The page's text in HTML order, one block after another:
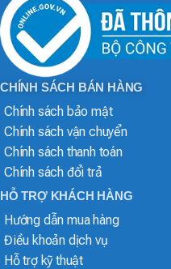
CHÍNH SÁCH BÁN HÀNG
Chính sách bảo mật
Chính sách vận chuyển
Chính sách thanh toán
Chính sách đổi trả
HỖ TRỢ KHÁCH HÀNG
Hướng dẫn mua hàng
Điều khoản dịch vụ
Hỗ trợ kỹ thuật